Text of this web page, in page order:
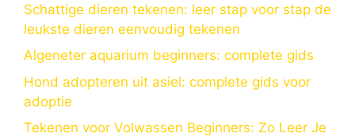
Schattige dieren tekenen: leer stap voor stap de
leukste dieren eenvoudig tekenen
Algeneter aquarium beginners: complete gids
Hond adopteren uit asiel: complete gids voor
adoptie
Tekenen voor Volwassen Beginners: Zo Leer Je